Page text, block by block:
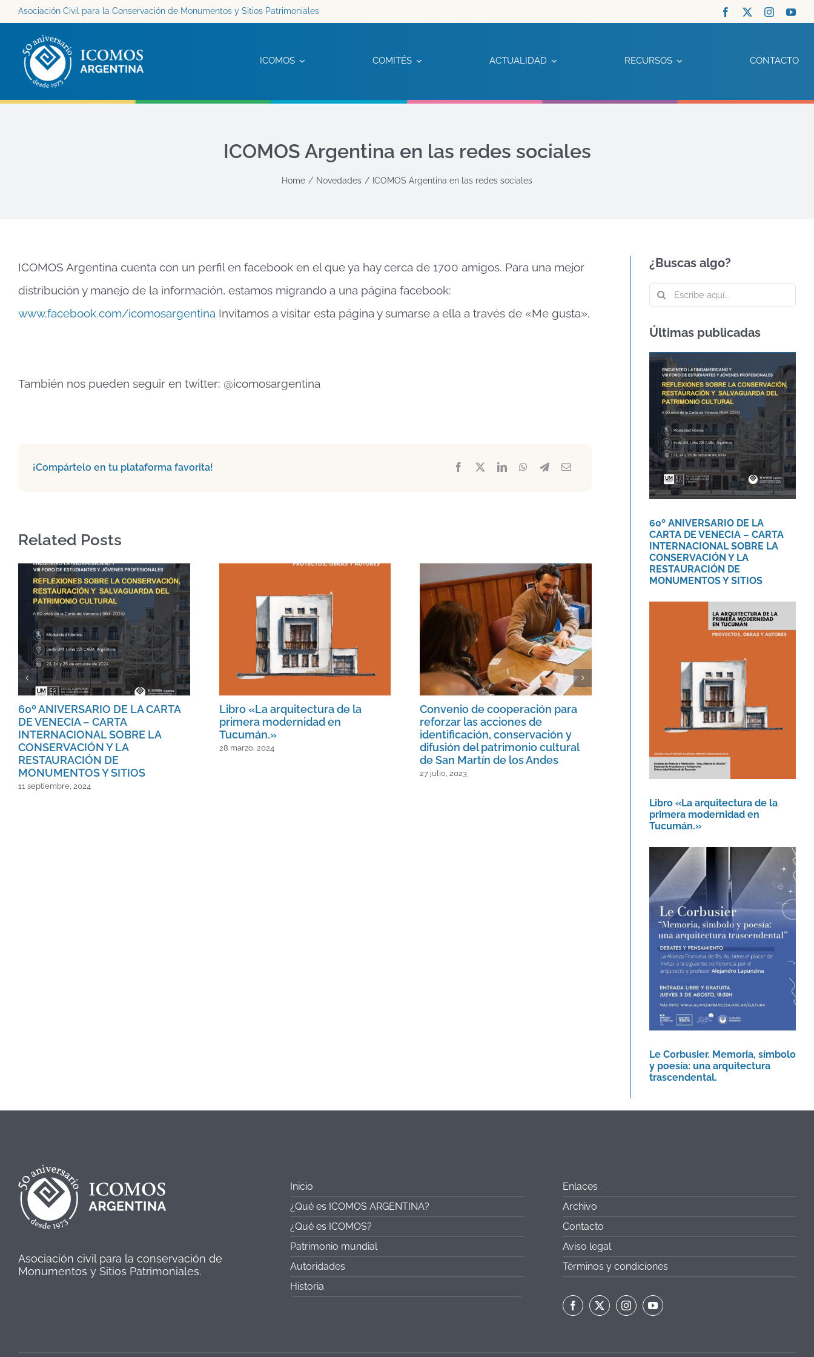
Saltar
contenido
Asociación Civil para la Conservación de Monumentos y Sitios Patrimoniales
ICOMOS COMITÉS ACTUALIDAD RECURSOS CONTACTO
ICOMOS Argentina en las redes sociales
Home Novedades ICOMOS Argentina en las redes sociales
ICOMOS Argentina cuenta con un perfil en facebook en el que ya hay cerca de 1700 amigos. Para una mejor
distribución y manejo de la información, estamos migrando a una página facebook:
www.facebook.com/icomosargentina Invitamos a visitar esta página y sumarse a ella a través de «Me gusta».
También nos pueden seguir en twitter: @icomosargentina
¡Compártelo en tu plataforma favorita!
Related Posts
60º ANIVERSARIO DE LA CARTA
DE VENECIA – CARTA
INTERNACIONAL SOBRE LA
CONSERVACIÓN Y LA
RESTAURACIÓN DE
MONUMENTOS Y SITIOS
11 septiembre, 2024
Libro «La arquitectura de la
primera modernidad en
Tucumán.»
28 marzo, 2024
Convenio de cooperación para
reforzar las acciones de
identificación, conservación y
difusión del patrimonio cultural
de San Martín de los Andes
27 julio, 2023
Siete años de la inscripción de la
Casa Curutchet en la Lista de
Patrimonio Mundial de la
17 julio, 2023
¿Buscas algo?
Buscar:
Últimas publicadas
60º ANIVERSARIO DE
LA CARTA DE VENECIA
– CARTA
INTERNACIONAL
SOBRE LA
CONSERVACIÓN Y LA
RESTAURACIÓN DE
MONUMENTOS Y
SITIOS
Agenda Novedades
60º ANIVERSARIO DE LA
CARTA DE VENECIA – CARTA
INTERNACIONAL SOBRE LA
CONSERVACIÓN Y LA
RESTAURACIÓN DE
MONUMENTOS Y SITIOS
Libro «La arquitectura
de la primera
modernidad en
Tucumán.»
Novedades
Libro «La arquitectura de la
primera modernidad en
Tucumán.»
Le Corbusier. Memoria,
símbolo y poesía: una
arquitectura
trascendental.
Agenda
Le Corbusier. Memoria, símbolo
y poesía: una arquitectura
trascendental.
Asociación civil para la conservación de
Monumentos y Sitios Patrimoniales.
Inicio
¿Qué es ICOMOS ARGENTINA?
¿Qué es ICOMOS?
Patrimonio mundial
Autoridades
Historia
Enlaces
Archivo
Contacto
Aviso legal
Términos y condiciones